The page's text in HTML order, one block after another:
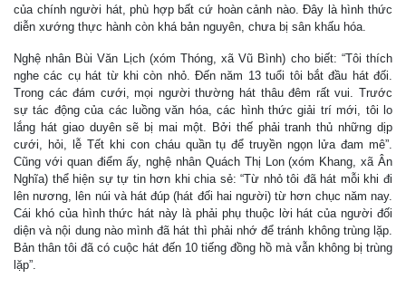
của chính người hát, phù hợp bất cứ hoàn cảnh nào. Đây là hình thức
diễn xướng thực hành còn khá bản nguyên, chưa bị sân khấu hóa.
Nghệ nhân Bùi Văn Lịch (xóm Thóng, xã Vũ Bình) cho biết: “Tôi thích
nghe các cụ hát từ khi còn nhỏ. Đến năm 13 tuổi tôi bắt đầu hát đối.
Trong các đám cưới, mọi người thường hát thâu đêm rất vui. Trước
sự tác động của các luồng văn hóa, các hình thức giải trí mới, tôi lo
lắng hát giao duyên sẽ bị mai một. Bởi thế phải tranh thủ những dịp
cưới, hỏi, lễ Tết khi con cháu quần tụ để truyền ngọn lửa đam mê”.
Cũng với quan điểm ấy, nghệ nhân Quách Thị Lon (xóm Khang, xã Ân
Nghĩa) thể hiện sự tự tin hơn khi chia sẻ: “Từ nhỏ tôi đã hát mỗi khi đi
lên nương, lên núi và hát đúp (hát đối hai người) từ hơn chục năm nay.
Cái khó của hình thức hát này là phải phụ thuộc lời hát của người đối
diện và nội dung nào mình đã hát thì phải nhớ để tránh không trùng lặp.
Bản thân tôi đã có cuộc hát đến 10 tiếng đồng hồ mà vẫn không bị trùng
lặp”.